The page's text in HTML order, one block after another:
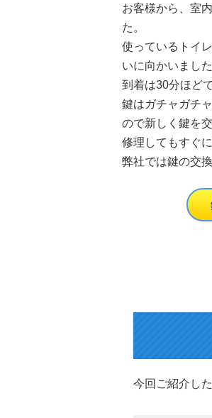
お客様から、室
た。
使っているトイ
いに向かいました
到着は30分ほど
鍵はガチャガチ
ので新しく鍵を
修理してもすぐ
弊社では鍵の交
今回ご紹介し